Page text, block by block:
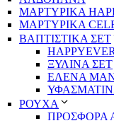
ΜΑΡΤΥΡΙΚΑ
ΜΑΡΤΥΡΙΚΑ
ΒΑΠΤΙΣΤΙΚΑ ΣΕΤ
HAPPYEVER
ΞΥΛΙΝΑ ΣΕΤ
ΕΛΕΝΑ
ΡΟΥΧΑ
ΠΡΟΣΦΟΡΑ